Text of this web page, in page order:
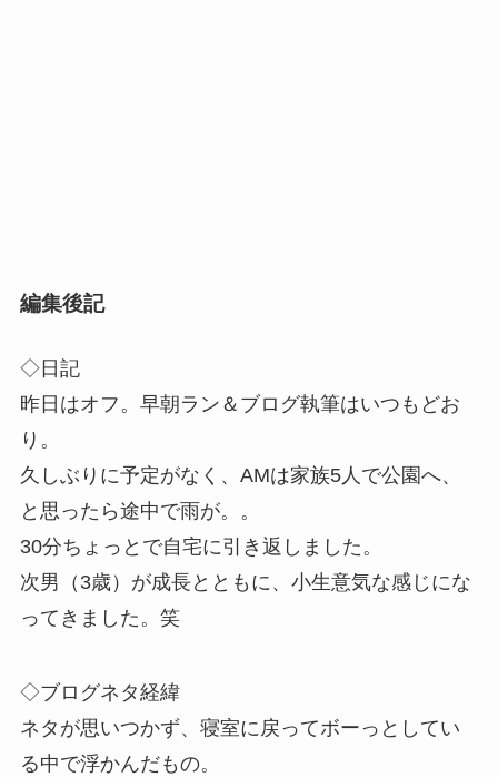
編集後記
◇日記
昨日はオフ。早朝ラン＆ブログ執筆はいつもどお
り。
久しぶりに予定がなく、AMは家族5人で公園へ、
と思ったら途中で雨が。。
30分ちょっとで自宅に引き返しました。
次男（3歳）が成長とともに、小生意気な感じにな
ってきました。笑
◇ブログネタ経緯
ネタが思いつかず、寝室に戻ってボーっとしてい
る中で浮かんだもの。